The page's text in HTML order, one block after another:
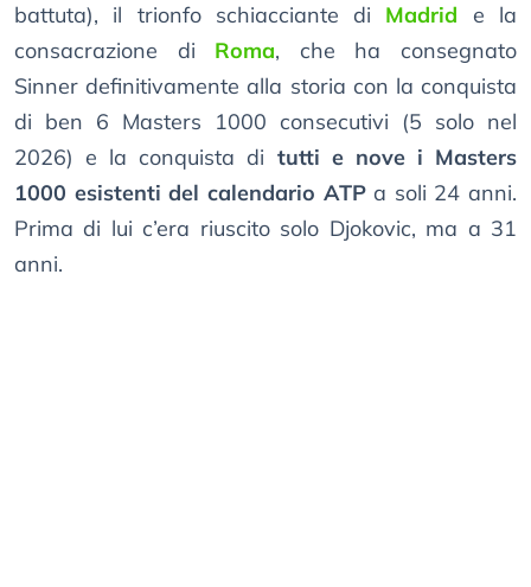
battuta), il trionfo schiacciante di Madrid e la
consacrazione di Roma, che ha consegnato
Sinner definitivamente alla storia con la conquista
di ben 6 Masters 1000 consecutivi (5 solo nel
2026) e la conquista di tutti e nove i Masters
1000 esistenti del calendario ATPa soli 24 anni.
Prima di lui c’era riuscito solo Djokovic, ma a 31
anni.